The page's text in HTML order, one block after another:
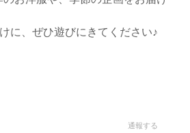
に、ぜひ遊びにきてください♪
通報する